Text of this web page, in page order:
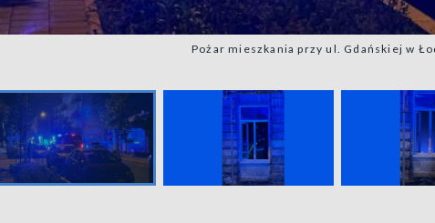
Pożar mieszkania przy ul. Gdańskiej w